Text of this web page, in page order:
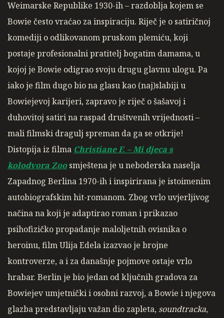
Weimarske Republike 1930-ih – razdoblja kojem se
Bowie često vraćao za inspiraciju. Riječ je o satiričnoj
komediji o odlikovanom pruskom plemiću, koji
postaje profesionalni pratitelj bogatim damama, u
kojoj je Bowie odigrao svoju drugu glavnu ulogu. Pa
iako je film dugo bio na glasu kao (naj)slabiji u
Bowiejevoj karijeri, zapravo je riječ o šašavoj i
duhovitoj satiri na raspad društvenih vrijednosti –
mali filmski dragulj spreman da ga se otkrije!
Distopija iz filma Christiane F. – Mi djeca s
kolodvora Zoosmještena je u neboderska naselja
Zapadnog Berlina 1970-ih i inspirirana je istoimenim
autobiografskim hit-romanom. Zbog vrlo uvjerljivog
načina na koji je adaptirao roman i prikazao
psihofizičko propadanje maloljetnih ovisnika o
heroinu, film Ulija Edela izazvao je brojne
kontroverze, a i za današnje pojmove ostaje vrlo
hrabar. Berlin je bio jedan od ključnih gradova za
Bowiejev umjetnički i osobni razvoj, a Bowie i njegova
glazba predstavljaju važan dio zapleta, soundtracka,